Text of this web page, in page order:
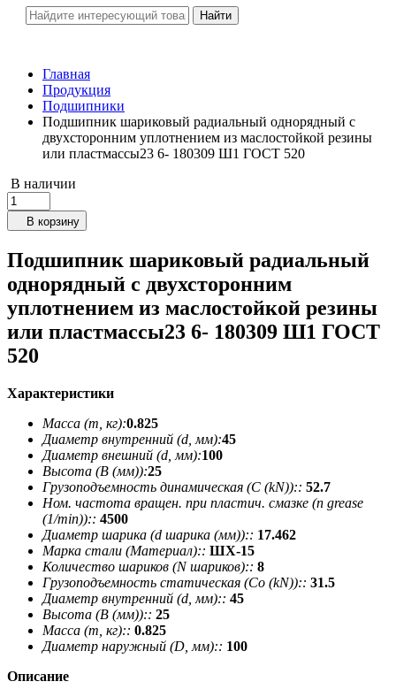
Главная
Продукция
Подшипники
Подшипник шариковый радиальный однорядный с
двухсторонним уплотнением из маслостойкой резины
или пластмассы23 6- 180309 Ш1 ГОСТ 520
В наличии
В корзину
Подшипник шариковый радиальный
однорядный с двухсторонним
уплотнением из маслостойкой резины
или пластмассы23 6- 180309 Ш1 ГОСТ
520
Характеристики
Масса (m, кг):0.825
Диаметр внутренний (d, мм):45
Диаметр внешний (d, мм):100
Высота (В (мм)):25
Грузоподъемность динамическая (C (kN)):: 52.7
Ном. частота вращен. при пластич. смазке (n grease
(1/min)):: 4500
Диаметр шарика (d шарика (мм)):: 17.462
Марка стали (Материал):: ШХ-15
Количество шариков (N шариков):: 8
Грузоподъемность статическая (Co (kN)):: 31.5
Диаметр внутренний (d, мм):: 45
Высота (В (мм)):: 25
Масса (m, кг):: 0.825
Диаметр наружный (D, мм):: 100
Описание